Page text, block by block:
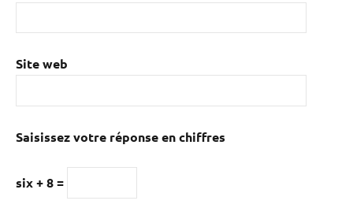
Site web
Saisissez votre réponse en chiffres
six + 8 =